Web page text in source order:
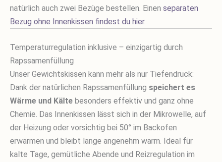
natürlich auch zwei Bezüge bestellen. Einen separaten
Bezug ohne Innenkissen findest du hier.
Temperaturregulation inklusive – einzigartig durch
Rapssamenfüllung
Unser Gewichtskissen kann mehr als nur Tiefendruck:
Dank der natürlichen Rapssamenfüllung speichert es
Wärme und Kälte besonders effektiv und ganz ohne
Chemie. Das Innenkissen lässt sich in der Mikrowelle, auf
der Heizung oder vorsichtig bei 50° im Backofen
erwärmen und bleibt lange angenehm warm. Ideal für
kalte Tage, gemütliche Abende und Reizregulation im